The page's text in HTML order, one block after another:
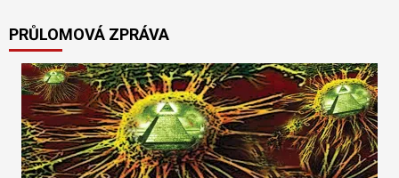
PRŮLOMOVÁ ZPRÁVA